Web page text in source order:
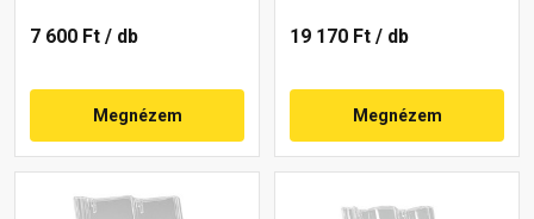
7 600 Ft / db
Megnézem
19 170 Ft / db
Megnézem